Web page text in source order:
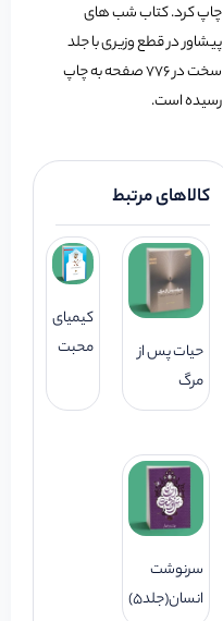
چاپ کرد. کتاب شب های
پیشاور در قطع وزیری با جلد
سخت در 776 صفحه به چاپ
رسیده است.
کالاهای مرتبط
حیات پس از
مرگ
کیمیای
محبت
سرنوشت
انسان(جلد5)